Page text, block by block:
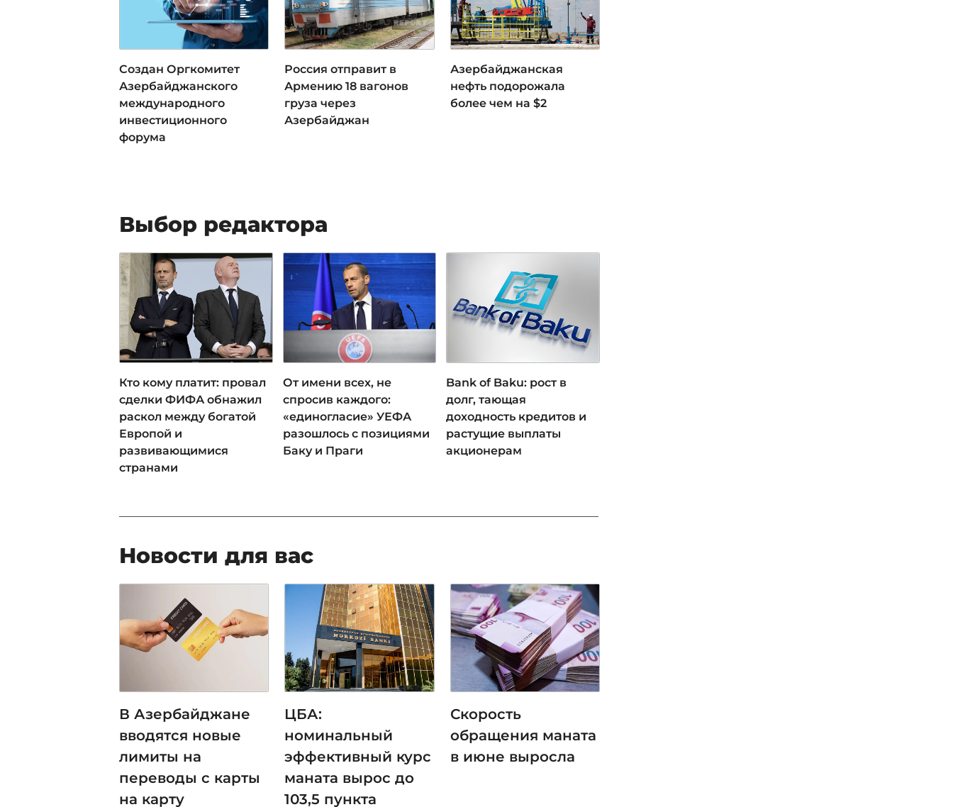
Создан Оргкомитет
Азербайджанского
международного
инвестиционного
форума
Россия отправит в
Армению 18 вагонов
груза через
Азербайджан
Азербайджанская
нефть подорожала
более чем на $2
Выбор редактора
Кто кому платит: провал
сделки ФИФА обнажил
раскол между богатой
Европой и
развивающимися
странами
От имени всех, не
спросив каждого:
«единогласие» УЕФА
разошлось с позициями
Баку и Праги
Bank of Baku: рост в
долг, тающая
доходность кредитов и
растущие выплаты
акционерам
Новости для вас
В Азербайджане
вводятся новые
лимиты на
переводы с карты
на карту
ЦБА:
номинальный
эффективный курс
маната вырос до
103,5 пункта
Скорость
обращения маната
в июне выросла